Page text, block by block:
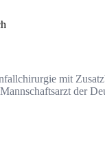
mit
der